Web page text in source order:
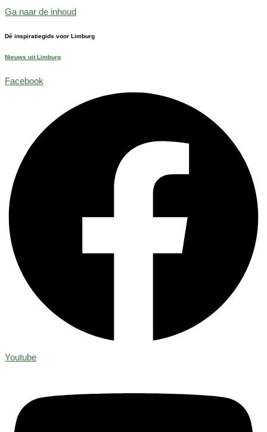
Ga naar de inhoud
Dé inspiratiegids voor Limburg
Nieuws uit Limburg
Facebook
Youtube